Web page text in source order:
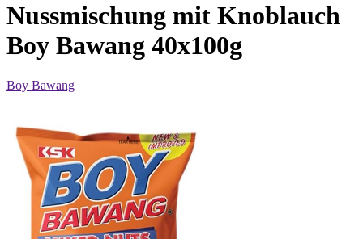
Nussmischung mit Knoblauch
Boy Bawang 40x100g
Boy Bawang